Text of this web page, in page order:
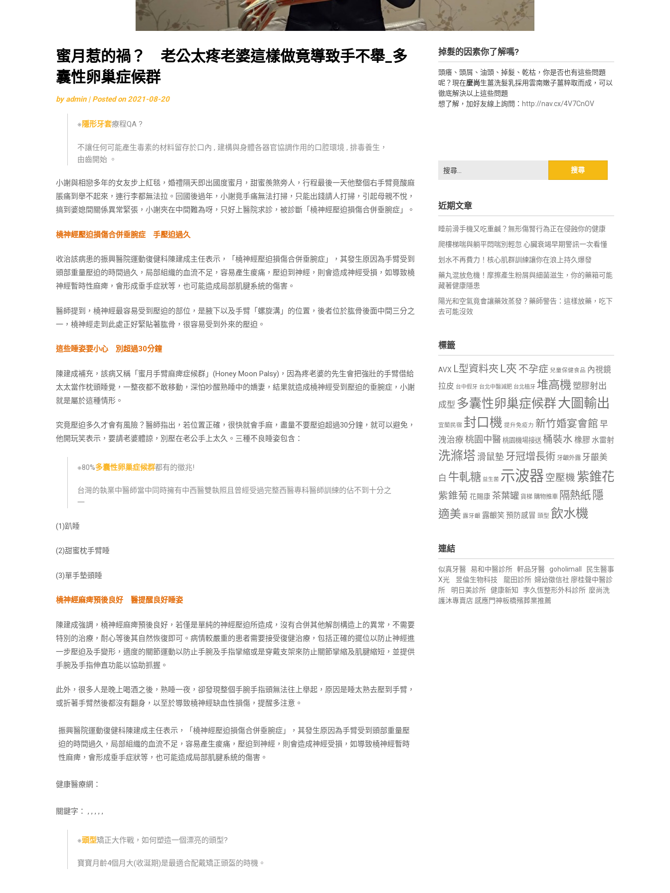
蜜月惹的禍？ 老公太疼老婆這樣做竟導致手不舉_多
囊性卵巢症候群
byadmin | Posted on2021-08-20
※隱形牙套療程QA ?
不讓任何可能產生毒素的材料留存於口內 , 建構與身體各器官協調作用的口腔環境 , 排毒養生，
由齒開始 。
小謝與相戀多年的女友步上紅毯，婚禮隔天即出國度蜜月，甜蜜羨煞旁人，行程最後一天他整個右手臂竟酸麻
脹痛到舉不起來，連行李都無法拉。回國後過年，小謝竟手痛無法打掃，只能出錢請人打掃，引起母親不悅，
搞到婆媳間關係異常緊張，小謝夾在中間難為呀，只好上醫院求診，被診斷「橈神經壓迫損傷合併垂腕症」。
橈神經壓迫損傷合併垂腕症 手壓迫過久
收治該病患的振興醫院運動復健科陳建成主任表示，「橈神經壓迫損傷合併垂腕症」，其發生原因為手臂受到
頭部重量壓迫的時間過久，局部組織的血流不足，容易產生痠痛，壓迫到神經，則會造成神經受損，如導致橈
神經暫時性麻痺，會形成垂手症狀等，也可能造成局部肌腱系統的傷害。
醫師提到，橈神經最容易受到壓迫的部位，是腋下以及手臂「螺旋溝」的位置，後者位於肱骨後面中間三分之
一，橈神經走到此處正好緊貼著肱骨，很容易受到外來的壓迫。
這些睡姿要小心 別超過30分鐘
陳建成補充，該病又稱「蜜月手臂麻痺症候群」(Honey Moon Palsy)，因為疼老婆的先生會把強壯的手臂借給
太太當作枕頭睡覺，一整夜都不敢移動，深怕吵醒熟睡中的嬌妻，結果就造成橈神經受到壓迫的垂腕症，小謝
就是屬於這種情形。
究竟壓迫多久才會有風險？醫師指出，若位置正確，很快就會手麻，盡量不要壓迫超過30分鐘，就可以避免，
他開玩笑表示，要請老婆體諒，別壓在老公手上太久。三種不良睡姿包含：
※80%多囊性卵巢症候群都有的徵兆!
台灣的執業中醫師當中同時擁有中西醫雙執照且曾經受過完整西醫專科醫師訓練的佔不到十分之
一
(1)趴睡
(2)甜蜜枕手臂睡
(3)單手墊頭睡
橈神經麻痺預後良好 醫提醒良好睡姿
陳建成強調，橈神經麻痺預後良好，若僅是單純的神經壓迫所造成，沒有合併其他解剖構造上的異常，不需要
特別的治療，耐心等後其自然恢復即可。病情較嚴重的患者需要接受復健治療，包括正確的擺位以防止神經進
一步壓迫及手變形，適度的關節運動以防止手腕及手指攣縮或是穿戴支架來防止關節攣縮及肌腱縮短，並提供
手腕及手指伸直功能以協助抓握。
此外，很多人是晚上喝酒之後，熟睡一夜，卻發現整個手腕手指頭無法往上舉起，原因是睡太熟去壓到手臂，
或折著手臂然後都沒有翻身，以至於導致橈神經缺血性損傷，提醒多注意。
振興醫院運動復健科陳建成主任表示，「橈神經壓迫損傷合併垂腕症」，其發生原因為手臂受到頭部重量壓
迫的時間過久，局部組織的血流不足，容易產生痠痛，壓迫到神經，則會造成神經受損，如導致橈神經暫時
性麻痺，會形成垂手症狀等，也可能造成局部肌腱系統的傷害。
健康醫療網：
關鍵字： , , , , ,
※頭型矯正大作戰，如何塑造一個漂亮的頭型?
寶寶月齡4個月大(收涎期)是最適合配戴矯正頭盔的時機。
掉髮的因素你了解嗎?
頭癢、頭屑、油頭、掉髮、乾枯，你是否也有這些問題
呢？現在麼尚生薑洗髮乳採用雲南嫩子薑粹取而成，可以
徹底解決以上這些問題
想了解，加好友線上詢問： http://nav.cx/4V7CnOV
搜
尋
字:
近期文章
睡前滑手機又吃重鹹？無形傷腎行為正在侵蝕你的健康
爬樓梯喘與躺平悶喘別輕忽 心臟衰竭早期警訊一次看懂
划水不再費力！核心肌群訓練讓你在浪上持久爆發
藥丸混放危機！摩擦產生粉屑與細菌滋生，你的藥箱可能
藏著健康隱患
陽光和空氣竟會讓藥效蒸發？藥師警告：這樣放藥，吃下
去可能沒效
標籤
AVX L型資料夾 L夾 不孕症 兒童保健食品 內視鏡
拉皮 台中假牙 台北中醫減肥 台北植牙 堆高機塑膠射出
成型 多囊性卵巢症候群大圖輸出
宜蘭民宿 封口機 提升免疫力 新竹婚宴會館 早
洩治療 桃園中醫 桃園機場接送 桶裝水 橡膠 水雷射
洗滌塔 滑鼠墊 牙冠增長術 牙齦外露 牙齦美
白 牛軋糖 益生菌 示波器 空壓機 紫錐花
紫錐菊 花賜康 茶葉罐 貨梯 購物推車 隔熱紙 隱
適美 露牙齦 露齦笑預防感冒 頭型 飲水機
連結
似真牙醫 易和中醫診所 軒品牙醫 goholimall
民生醫事
X光
昱倫生物科技 龍田診所 婦幼徵信社 廖桂聲中醫診
所
明日美診所 健康新知 李久恆整形外科診所 麼尚洗
護沐專賣店 感應門神板橋殯葬業推薦